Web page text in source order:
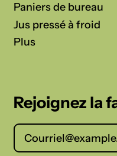
Paniers de bureau
Jus pressé à froid
Plus
Rejoignez la
Adresse